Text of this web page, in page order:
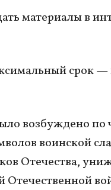
материалы в
срок —
возбуждено по
воинской
Отечества,
Отечественной